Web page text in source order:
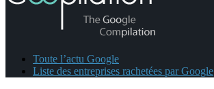
Toute l’actu Google
Liste des entreprises rachetées par Google